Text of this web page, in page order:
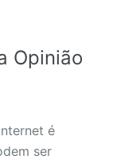
Opinião
é
ser